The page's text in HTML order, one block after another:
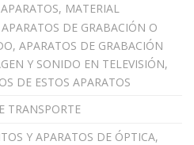
MATERIAL
DE GRABACIÓN O
APARATOS DE GRABACIÓN
Y SONIDO EN TELEVISIÓN,
DE ESTOS APARATOS
TRANSPORTE
Y APARATOS DE ÓPTICA,